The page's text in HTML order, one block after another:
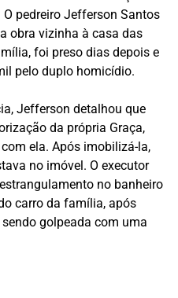
pedreiro Jefferson Santos
obra vizinha à casa das
foi preso dias depois e
pelo duplo homicídio.
Jefferson detalhou que
da própria Graça,
ela. Após imobilizá-la,
no imóvel. O executor
no banheiro
carro da família, após
golpeada com uma